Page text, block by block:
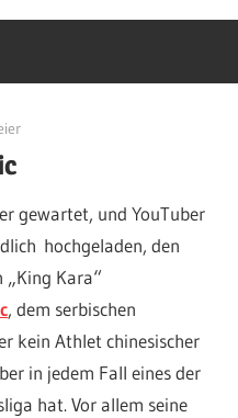
gewartet, und YouTuber
hochgeladen, den
„King Kara“
, dem serbischen
kein Athlet chinesischer
in jedem Fall eines der
hat. Vor allem seine